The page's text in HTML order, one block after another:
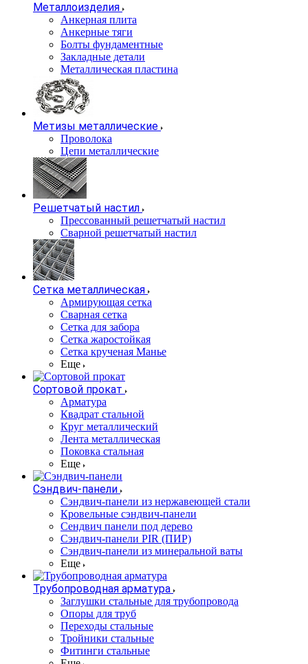
Металлоизделия
Анкерная плита
Анкерные тяги
Болты фундаментные
Закладные детали
Металлическая пластина
Метизы металлические
Проволока
Цепи металлические
Решетчатый настил
Прессованный решетчатый настил
Сварной решетчатый настил
Сетка металлическая
Армирующая сетка
Сварная сетка
Сетка для забора
Сетка жаростойкая
Сетка крученая Манье
Еще
Сортовой прокат
Арматура
Квадрат стальной
Круг металлический
Лента металлическая
Поковка стальная
Еще
Сэндвич-панели
Cэндвич-панели из нержавеющей стали
Кровельные сэндвич-панели
Сендвич панели под дерево
Сэндвич-панели PIR (ПИР)
Сэндвич-панели из минеральной ваты
Еще
Трубопроводная арматура
Заглушки стальные для трубопровода
Опоры для труб
Переходы стальные
Тройники стальные
Фитинги стальные